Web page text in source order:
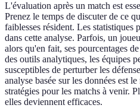
L'évaluation après un match est
Prenez le temps de discuter de ce
faiblesses résident. Les statistiques
dans cette analyse. Parfois, un
alors qu'en fait, ses pourcentages
des outils analytiques, les équipes
susceptibles de perturber les
analyse basée sur les données est
stratégies pour les matchs à venir.
elles deviennent efficaces.